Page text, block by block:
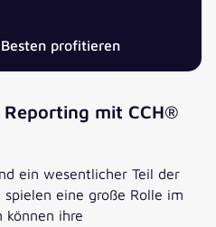
profitieren
mit CCH®
ein wesentlicher Teil der
eine große Rolle im
können ihre